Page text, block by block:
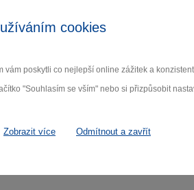
cookies
vám poskytli co nejlepší online zážitek a
"Souhlasím se vším" nebo si přizpůsobit
Zobrazit více Odmítnout a zavřít
ochraně osobních údajů.